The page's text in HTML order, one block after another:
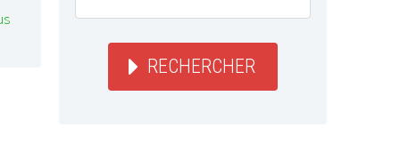
RECHERCHER